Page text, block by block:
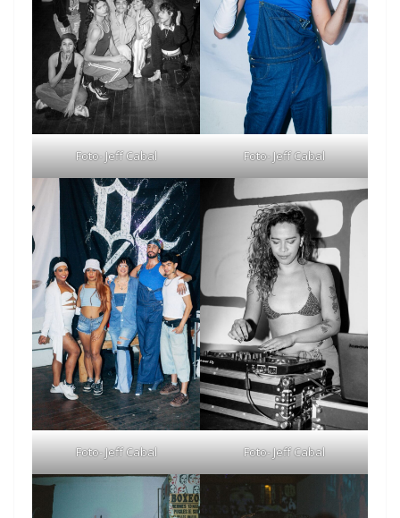
Foto- Jeff Cabal Foto- Jeff Cabal
Foto- Jeff Cabal Foto- Jeff Cabal